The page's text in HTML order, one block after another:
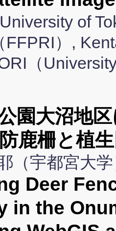
of
FFPRI）,
（
園大沼地
鹿柵と植
（宇都宮大
Deer
in the